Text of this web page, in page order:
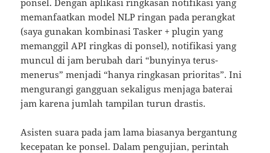
memanfaatkan model NLP ringan pada perangkat
(saya gunakan kombinasi Tasker + plugin yang
memanggil API ringkas di ponsel), notifikasi yang
muncul di jam berubah dari “bunyinya terus-
menerus” menjadi “hanya ringkasan prioritas”. Ini
mengurangi gangguan sekaligus menjaga baterai
jam karena jumlah tampilan turun drastis.
Asisten suara pada jam lama biasanya bergantung
kecepatan ke ponsel. Dalam pengujian, perintah